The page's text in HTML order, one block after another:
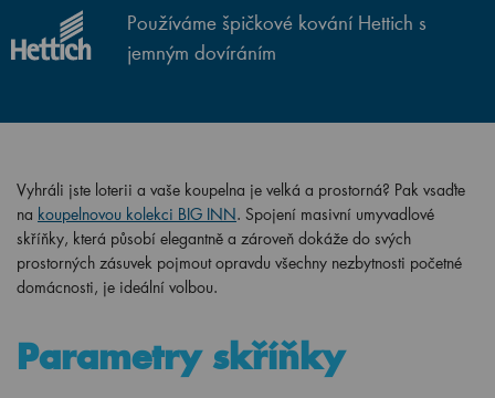
Používáme špičkové kování Hettich s
jemným dovíráním
Vyhráli jste loterii a vaše koupelna je velká a prostorná? Pak vsaďte
na koupelnovou kolekci BIG INN. Spojení masivní umyvadlové
skříňky, která působí elegantně a zároveň dokáže do svých
prostorných zásuvek pojmout opravdu všechny nezbytnosti početné
domácnosti, je ideální volbou.
Parametry skříňky